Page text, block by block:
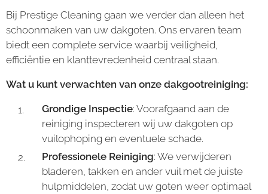
Bij Prestige Cleaning gaan we verder dan alleen het
schoonmaken van uw dakgoten. Ons ervaren team
biedt een complete service waarbij veiligheid,
efficiëntie en klanttevredenheid centraal staan.
Wat u kunt verwachten van onze dakgootreiniging:
Grondige Inspectie: Voorafgaand aan de
reiniging inspecteren wij uw dakgoten op
vuilophoping en eventuele schade.
Professionele Reiniging: We verwijderen
bladeren, takken en ander vuil met de juiste
hulpmiddelen, zodat uw goten weer optimaal